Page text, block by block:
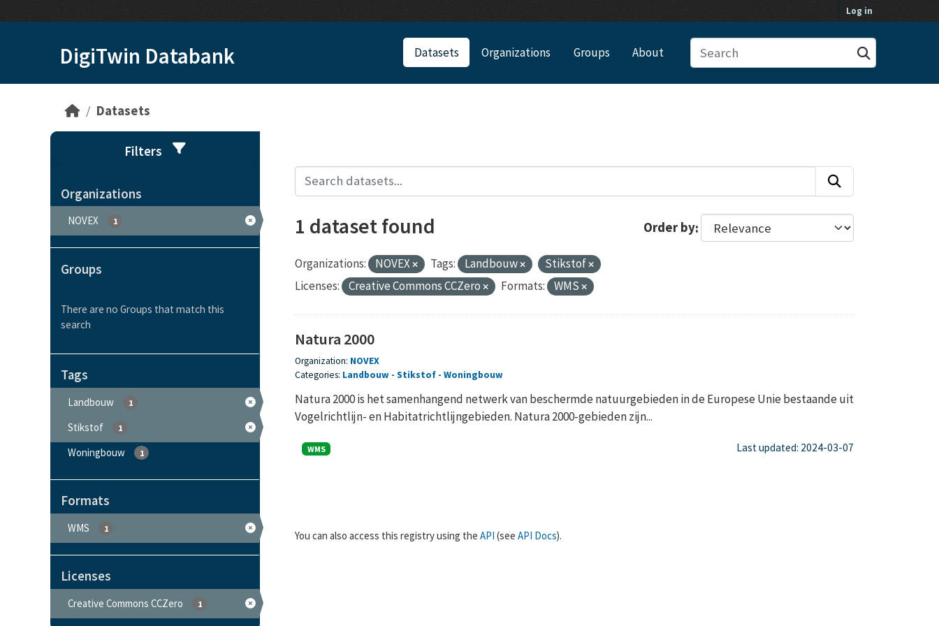
Log in
DigiTwin Databank Datasets Organizations Groups About
Datasets
Filters
Organizations
NOVEX 1
Groups
There are no Groups that match this
search
Tags
Landbouw 1
Stikstof 1
Woningbouw 1
Formats
WMS 1
Licenses
Creative Commons CCZero 1
Order by
1 dataset found
Organizations: NOVEX Tags: Landbouw
Stikstof
Licenses:
Creative Commons CCZero Formats: WMS
Natura 2000
Organization: NOVEX
Categories: Landbouw Stikstof Woningbouw
Natura 2000 is het samenhangend netwerk van beschermde natuurgebieden in de Europese Unie bestaande uit
Vogelrichtlijn- en Habitatrichtlijngebieden. Natura 2000-gebieden zijn...
WMS Last updated: 2024-03-07
You can also access this registry using the API (see API Docs).